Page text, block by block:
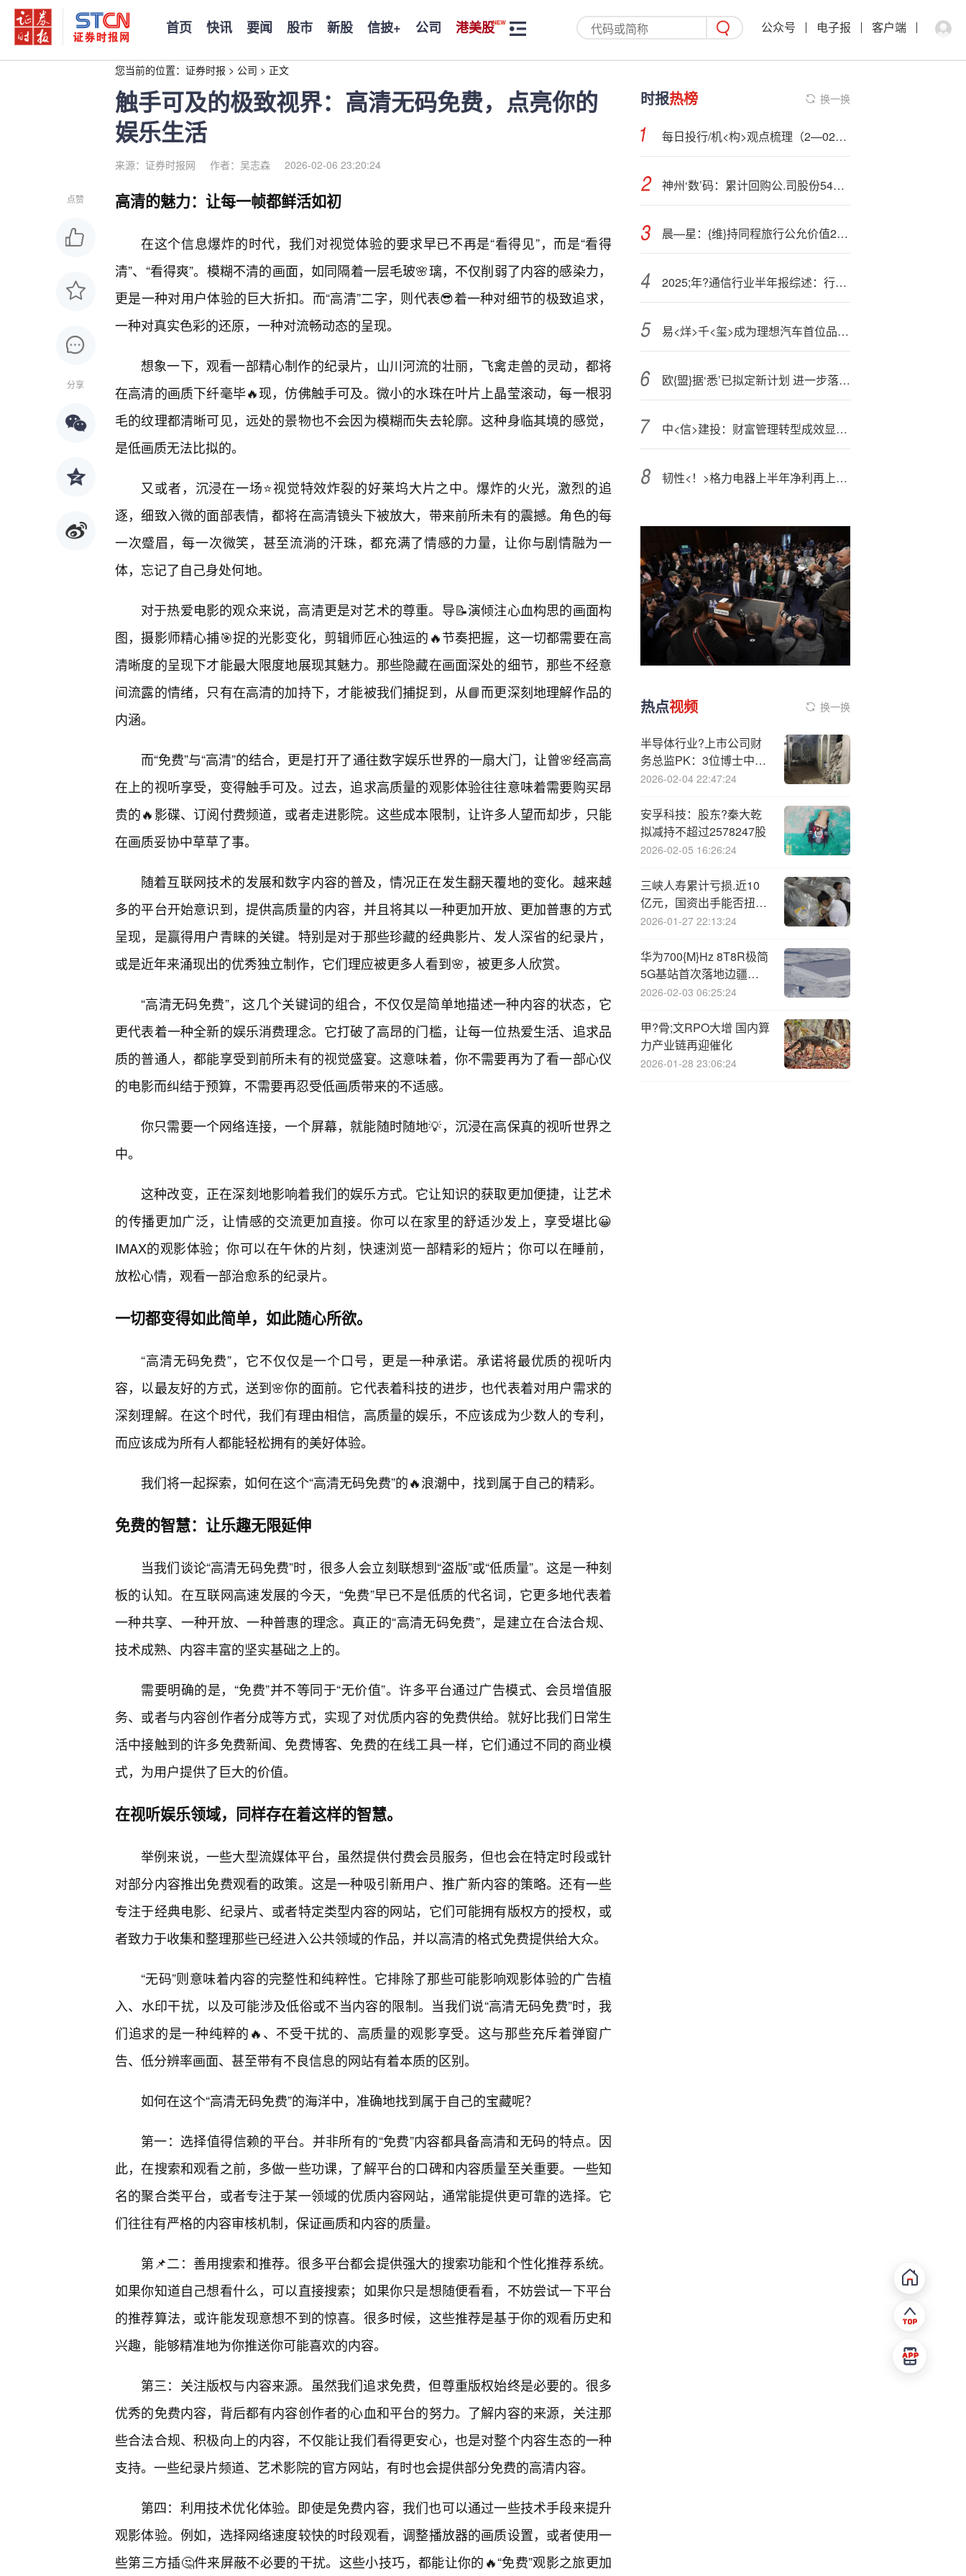
首页 快讯 要闻 股市 新股 信披+ 公司 港美股 公众号 电子报 客户端
您当前的位置： 证券时报 > 公司 > 正文
触手可及的极致视界：高清无码免费，点亮你的
娱乐生活
来源：证券时报网 作者：吴志森 2026-02-06 23:20:24
点赞
分享
高清的魅力：让每一帧都鲜活如初
在这个信息爆炸的时代，我们对视觉体验的要求早已不再是“看得见”，而是“看得
清”、“看得爽”。模糊不清的画面，如同隔着一层毛玻🌸璃，不仅削弱了内容的感染力，
更是一种对用户体验的巨大折扣。而“高清”二字，则代表😎着一种对细节的极致追求，
一种对真实色彩的还原，一种对流畅动态的呈现。
想象一下，观看一部精心制作的纪录片，山川河流的壮丽，飞禽走兽的灵动，都将
在高清的画质下纤毫毕🔥现，仿佛触手可及。微小的水珠在叶片上晶莹滚动，每一根羽
毛的纹理都清晰可见，远处的景物也不会因为模糊而失去轮廓。这种身临其境的感觉，
是低画质无法比拟的。
又或者，沉浸在一场⭐视觉特效炸裂的好莱坞大片之中。爆炸的火光，激烈的追
逐，细致入微的面部表情，都将在高清镜头下被放大，带来前所未有的震撼。角色的每
一次蹙眉，每一次微笑，甚至流淌的汗珠，都充满了情感的力量，让你与剧情融为一
体，忘记了自己身处何地。
对于热爱电影的观众来说，高清更是对艺术的尊重。导📝演倾注心血构思的画面构
图，摄影师精心捕🎯捉的光影变化，剪辑师匠心独运的🔥节奏把握，这一切都需要在高
清晰度的呈现下才能最大限度地展现其魅力。那些隐藏在画面深处的细节，那些不经意
间流露的情绪，只有在高清的加持下，才能被我们捕捉到，从📘而更深刻地理解作品的
内涵。
而“免费”与“高清”的结合，更是打开了通往数字娱乐世界的一扇大门，让曾🌸经高高
在上的视听享受，变得触手可及。过去，追求高质量的观影体验往往意味着需要购买昂
贵的🔥影碟、订阅付费频道，或者走进影院。这些成本限制，让许多人望而却步，只能
在画质妥协中草草了事。
随着互联网技术的发展和数字内容的普及，情况正在发生翻天覆地的变化。越来越
多的平台开始意识到，提供高质量的内容，并且将其以一种更加开放、更加普惠的方式
呈现，是赢得用户青睐的关键。特别是对于那些珍藏的经典影片、发人深省的纪录片，
或是近年来涌现出的优秀独立制作，它们理应被更多人看到🌸，被更多人欣赏。
“高清无码免费”，这几个关键词的组合，不仅仅是简单地描述一种内容的状态，它
更代表着一种全新的娱乐消费理念。它打破了高昂的门槛，让每一位热爱生活、追求品
质的普通人，都能享受到前所未有的视觉盛宴。这意味着，你不需要再为了看一部心仪
的电影而纠结于预算，不需要再忍受低画质带来的不适感。
你只需要一个网络连接，一个屏幕，就能随时随地💡，沉浸在高保真的视听世界之
中。
这种改变，正在深刻地影响着我们的娱乐方式。它让知识的获取更加便捷，让艺术
的传播更加广泛，让情感的交流更加直接。你可以在家里的舒适沙发上，享受堪比😀
IMAX的观影体验；你可以在午休的片刻，快速浏览一部精彩的短片；你可以在睡前，
放松心情，观看一部治愈系的纪录片。
一切都变得如此简单，如此随心所欲。
“高清无码免费”，它不仅仅是一个口号，更是一种承诺。承诺将最优质的视听内
容，以最友好的方式，送到🌸你的面前。它代表着科技的进步，也代表着对用户需求的
深刻理解。在这个时代，我们有理由相信，高质量的娱乐，不应该成为少数人的专利，
而应该成为所有人都能轻松拥有的美好体验。
我们将一起探索，如何在这个“高清无码免费”的🔥浪潮中，找到属于自己的精彩。
免费的智慧：让乐趣无限延伸
当我们谈论“高清无码免费”时，很多人会立刻联想到“盗版”或“低质量”。这是一种刻
板的认知。在互联网高速发展的今天，“免费”早已不是低质的代名词，它更多地代表着
一种共享、一种开放、一种普惠的理念。真正的“高清无码免费”，是建立在合法合规、
技术成熟、内容丰富的坚实基础之上的。
需要明确的是，“免费”并不等同于“无价值”。许多平台通过广告模式、会员增值服
务、或者与内容创作者分成等方式，实现了对优质内容的免费供给。就好比我们日常生
活中接触到的许多免费新闻、免费博客、免费的在线工具一样，它们通过不同的商业模
式，为用户提供了巨大的价值。
在视听娱乐领域，同样存在着这样的智慧。
举例来说，一些大型流媒体平台，虽然提供付费会员服务，但也会在特定时段或针
对部分内容推出免费观看的政策。这是一种吸引新用户、推广新内容的策略。还有一些
专注于经典电影、纪录片、或者特定类型内容的网站，它们可能拥有版权方的授权，或
者致力于收集和整理那些已经进入公共领域的作品，并以高清的格式免费提供给大众。
“无码”则意味着内容的完整性和纯粹性。它排除了那些可能影响观影体验的广告植
入、水印干扰，以及可能涉及低俗或不当内容的限制。当我们说“高清无码免费”时，我
们追求的是一种纯粹的🔥、不受干扰的、高质量的观影享受。这与那些充斥着弹窗广
告、低分辨率画面、甚至带有不良信息的网站有着本质的区别。
如何在这个“高清无码免费”的海洋中，准确地找到属于自己的宝藏呢？
第一：选择值得信赖的平台。并非所有的“免费”内容都具备高清和无码的特点。因
此，在搜索和观看之前，多做一些功课，了解平台的口碑和内容质量至关重要。一些知
名的聚合类平台，或者专注于某一领域的优质内容网站，通常能提供更可靠的选择。它
们往往有严格的内容审核机制，保证画质和内容的质量。
第📌二：善用搜索和推荐。很多平台都会提供强大的搜索功能和个性化推荐系统。
如果你知道自己想看什么，可以直接搜索；如果你只是想随便看看，不妨尝试一下平台
的推荐算法，或许能发现意想不到的惊喜。很多时候，这些推荐是基于你的观看历史和
兴趣，能够精准地为你推送你可能喜欢的内容。
第三：关注版权与内容来源。虽然我们追求免费，但尊重版权始终是必要的。很多
优秀的免费内容，背后都有内容创作者的心血和平台的努力。了解内容的来源，关注那
些合法合规、积极向上的内容，不仅能让我们看得更安心，也是对整个内容生态的一种
支持。一些纪录片频道、艺术影院的官方网站，有时也会提供部分免费的高清内容。
第四：利用技术优化体验。即使是免费内容，我们也可以通过一些技术手段来提升
观影体验。例如，选择网络速度较快的时段观看，调整播放器的画质设置，或者使用一
些第三方插🤔件来屏蔽不必要的干扰。这些小技巧，都能让你的🔥“免费”观影之旅更加
时报热榜 换一换
每日投行/机<构>观点梳理（2—025-09-17）
神州‘数’码：累计回购公.司股份5458362股
晨—星：{维}持同程旅行公允价值27港元 长远看国际旅游收入占比将超过15%
2025;年?通信行业半年报综述：行业业绩稳健增长，关注AI快速发展带来的行业计划（附下载）
易<烊>千<玺>成为理想汽车首位品牌代言人，李想曾称不会请明星代言
欧{盟}据‘悉’已拟定新计划 进一步落实与美国的贸易协定
中<信>建投：财富管理转型成效显著 高净值客户数量创近5年新高
韧性<！>格力电器上半年净利再上140亿元
热点视频 换一换
半导体行业?上市公司财
务总监PK：3位博士中汇
顶科技CFO郭峰伟年龄最
418.88万元
2026-02-04 22:47:24
安孚科技：股东?秦大乾
拟减持不超过2578247股
2026-02-05 16:26:24
三峡人寿累计亏损.近10
亿元，国资出手能否扭转
困局？
2026-01-27 22:13:24
华为700{M}Hz 8T8R极简
5G基站首次落地边疆：
网速提升近40% 破解信息
2026-02-03 06:25:24
甲?骨;文RPO大增 国内算
力产业链再迎催化
2026-01-28 23:06:24